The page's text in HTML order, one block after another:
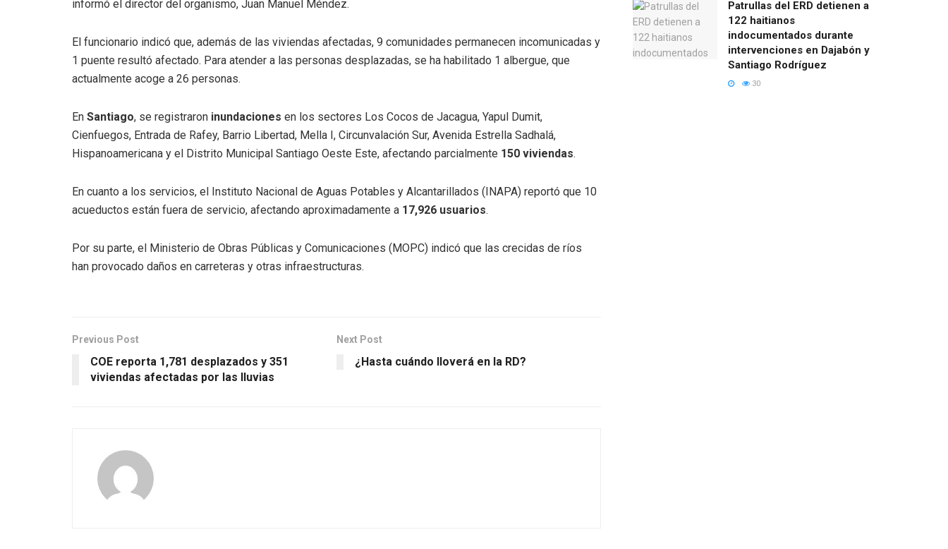
informó el director del organismo, Juan Manuel Méndez.
El funcionario indicó que, además de las viviendas afectadas, 9 comunidades permanecen incomunicadas y
1 puente resultó afectado. Para atender a las personas desplazadas, se ha habilitado 1 albergue, que
actualmente acoge a 26 personas.
En Santiago, se registraron inundaciones en los sectores Los Cocos de Jacagua, Yapul Dumit,
Cienfuegos, Entrada de Rafey, Barrio Libertad, Mella I, Circunvalación Sur, Avenida Estrella Sadhalá,
Hispanoamericana y el Distrito Municipal Santiago Oeste Este, afectando parcialmente 150 viviendas.
En cuanto a los servicios, el Instituto Nacional de Aguas Potables y Alcantarillados (INAPA) reportó que 10
acueductos están fuera de servicio, afectando aproximadamente a 17,926 usuarios.
Por su parte, el Ministerio de Obras Públicas y Comunicaciones (MOPC) indicó que las crecidas de ríos
han provocado daños en carreteras y otras infraestructuras.
Previous Post
COE reporta 1,781 desplazados y 351
viviendas afectadas por las lluvias
Next Post
¿Hasta cuándo lloverá en la RD?
Patrullas del ERD detienen a
122 haitianos
indocumentados durante
intervenciones en Dajabón y
Santiago Rodríguez
30